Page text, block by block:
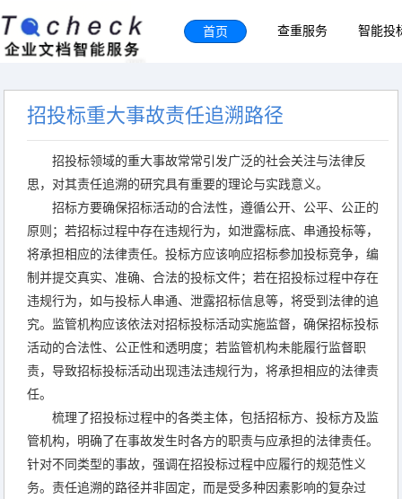
首页 查重服务 智能投
招投标重大事故责任追溯路径
招投标领域的重大事故常常引发广泛的社会关注与法律反
思，对其责任追溯的研究具有重要的理论与实践意义。
招标方要确保招标活动的合法性，遵循公开、公平、公正的
原则；若招标过程中存在违规行为，如泄露标底、串通投标等，
将承担相应的法律责任。投标方应该响应招标参加投标竞争，编
制并提交真实、准确、合法的投标文件；若在招投标过程中存在
违规行为，如与投标人串通、泄露招标信息等，将受到法律的追
究。监管机构应该依法对招标投标活动实施监督，确保招标投标
活动的合法性、公正性和透明度；若监管机构未能履行监督职
责，导致招标投标活动出现违法违规行为，将承担相应的法律责
任。
梳理了招投标过程中的各类主体，包括招标方、投标方及监
管机构，明确了在事故发生时各方的职责与应承担的法律责任。
针对不同类型的事故，强调在招投标过程中应履行的规范性义
务。责任追溯的路径并非固定，而是受多种因素影响的复杂过